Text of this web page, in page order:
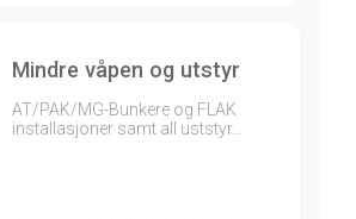
Mindre våpen og utstyr
AT/PAK/MG-Bunkere og FLAK
installasjoner samt all uststyr…